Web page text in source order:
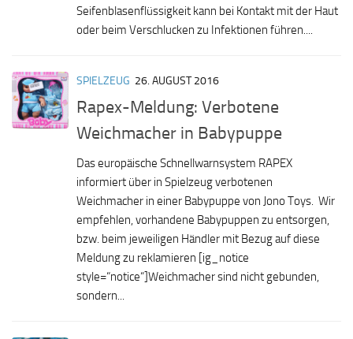
Seifenblasenflüssigkeit kann bei Kontakt mit der Haut
oder beim Verschlucken zu Infektionen führen....
SPIELZEUG 26. AUGUST 2016
Rapex-Meldung: Verbotene
Weichmacher in Babypuppe
Das europäische Schnellwarnsystem RAPEX
informiert über in Spielzeug verbotenen
Weichmacher in einer Babypuppe von Jono Toys. Wir
empfehlen, vorhandene Babypuppen zu entsorgen,
bzw. beim jeweiligen Händler mit Bezug auf diese
Meldung zu reklamieren [ig_notice
style=“notice“]Weichmacher sind nicht gebunden,
sondern...